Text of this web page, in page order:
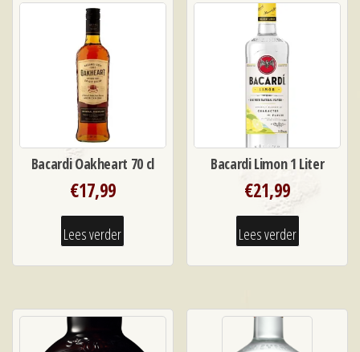
Bacardi Oakheart 70 cl
€17,99
Lees verder
Bacardi Limon 1 Liter
€21,99
Lees verder